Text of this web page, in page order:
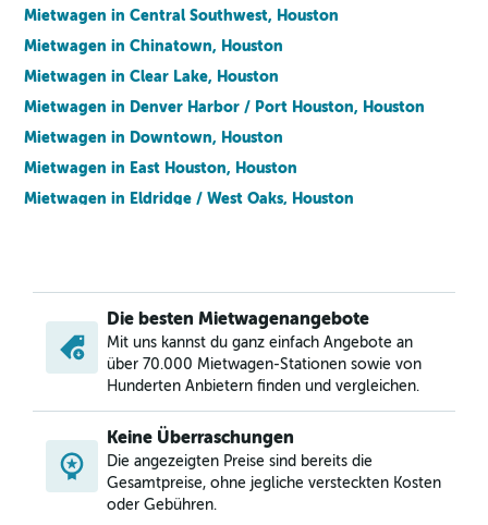
Mietwagen in Central Southwest, Houston
Mietwagen in Chinatown, Houston
Mietwagen in Clear Lake, Houston
Mietwagen in Denver Harbor / Port Houston, Houston
Mietwagen in Downtown, Houston
Mietwagen in East Houston, Houston
Mietwagen in Eldridge / West Oaks, Houston
Mietwagen in Fort Bend / Houston, Houston
Mietwagen in Fourth Ward, Houston
Mietwagen in Greenway / Upper Kirby Area, Houston
Mietwagen in Hidden Valley, Houston
Mietwagen in Independence Heights, Houston
Mietwagen in Kingwood, Houston
Mietwagen in Lawndale / Wayside, Houston
Die besten Mietwagenangebote
Mit uns kannst du ganz einfach Angebote an
über 70.000 Mietwagen-Stationen sowie von
Hunderten Anbietern finden und vergleichen.
Keine Überraschungen
Die angezeigten Preise sind bereits die
Gesamtpreise, ohne jegliche versteckten Kosten
oder Gebühren.